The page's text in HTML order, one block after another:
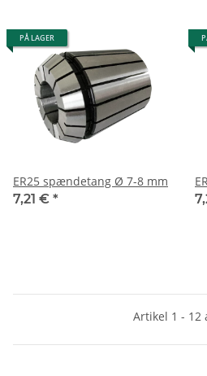
PÅ LAGER
ER25 spændetang Ø 7-8 mm
7,21 € *
Artikel 1 - 12